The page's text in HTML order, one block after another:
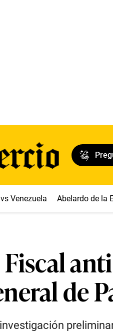
Venezuela Abelardo de la
Fiscal
de